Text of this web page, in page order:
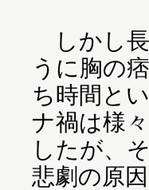
しかし長
うに胸の
ち時間と
ナ禍は様
したが、
悲劇の原